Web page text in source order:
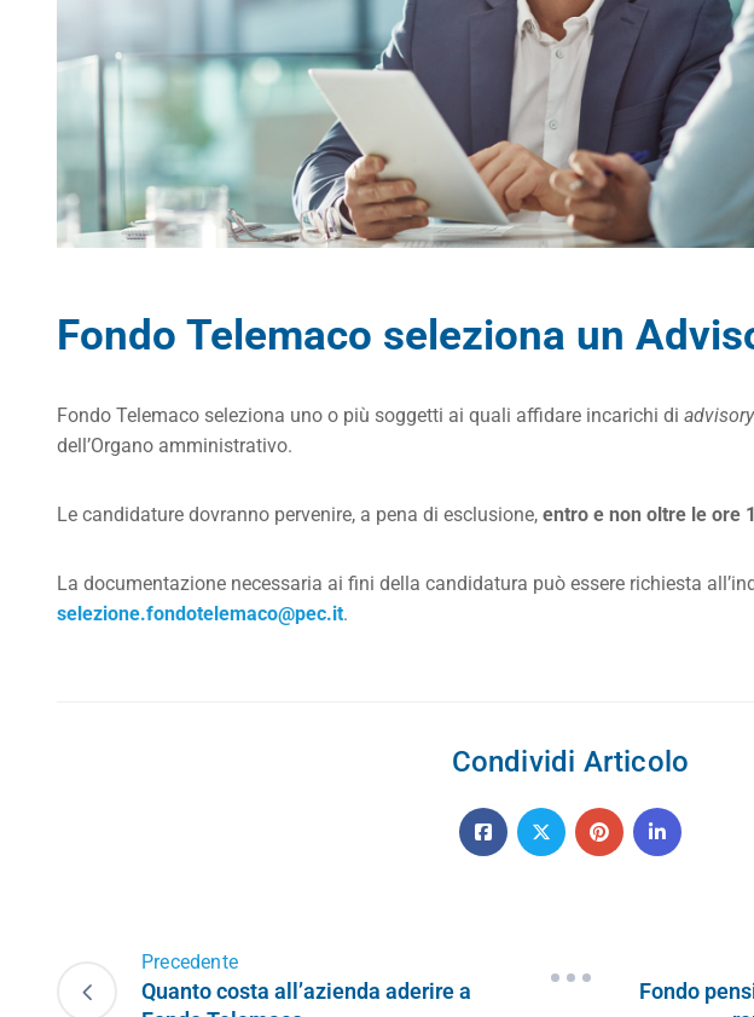
Fondo Telemaco seleziona un
Fondo Telemaco seleziona uno o più soggetti ai quali affidare incarichi di advisory
dell’Organo amministrativo.
Le candidature dovranno pervenire, a pena di esclusione, entro e non oltre le ore
La documentazione necessaria ai fini della candidatura può essere richiesta
selezione.fondotelemaco@pec.it.
Condividi Articolo
Precedente
Quanto costa all’azienda aderire a
Fondo